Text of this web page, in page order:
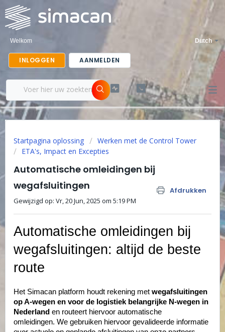
Dutch
Welkom
INLOGGEN AANMELDEN
Startpagina oplossing
Werken met de Control Tower
ETA's, Impact en Excepties
Automatische omleidingen bij
wegafsluitingen
Afdrukken
Gewijzigd op: Vr, 20 Jun, 2025 om 5:19 PM
Automatische omleidingen bij
wegafsluitingen: altijd de beste
route
Het Simacan platform houdt rekening met wegafsluitingen
op A-wegen en voor de logistiek belangrijke N-wegen in
Nederland en routeert hiervoor automatische
omleidingen. We gebruiken hiervoor gevalideerde informatie